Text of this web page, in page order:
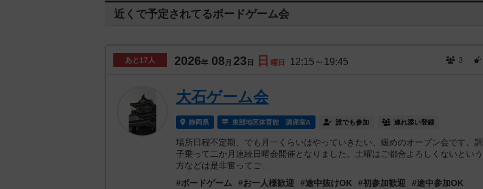
近くで予定されてるボードゲーム会
あと 17人 2026年 08 月 23 日 日 曜日 12:15～19:45 3
大石ゲーム会
静岡県 東部地区体育館 講座室A 誰でも参加 連れ添い登録
場所日程不定期、でも月一くらいはやっていきたい、緩めのオープン会です。調
子乗って二か月連続日曜会開催となりました。土曜はご都合よろしくないという
方などは是非奮ってご...
#ボードゲーム
#お一人様歓迎 #途中抜けOK #初参加歓迎
#途中参加OK